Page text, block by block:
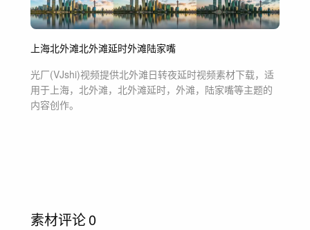
上海北外滩北外滩延时外滩陆家嘴
光厂(VJshi)视频提供北外滩日转夜延时视频素材下载，适
用于 上海，北外滩，北外滩延时，外滩，陆家嘴等主题的
内容创作。
素材评论0